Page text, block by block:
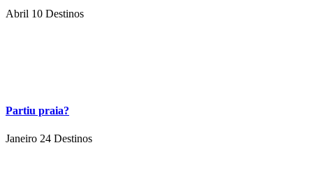
Abril 10 Destinos
Partiu praia?
Janeiro 24 Destinos